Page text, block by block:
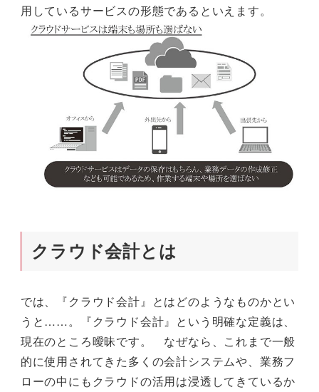
用しているサービスの形態であるといえます。
クラウド会計とは
では、『クラウド会計』とはどのようなものかとい
うと……。『クラウド会計』という明確な定義は、
現在のところ曖昧です。 なぜなら、これまで一般
的に使用されてきた多くの会計システムや、業務フ
ローの中にもクラウドの活用は浸透してきているか